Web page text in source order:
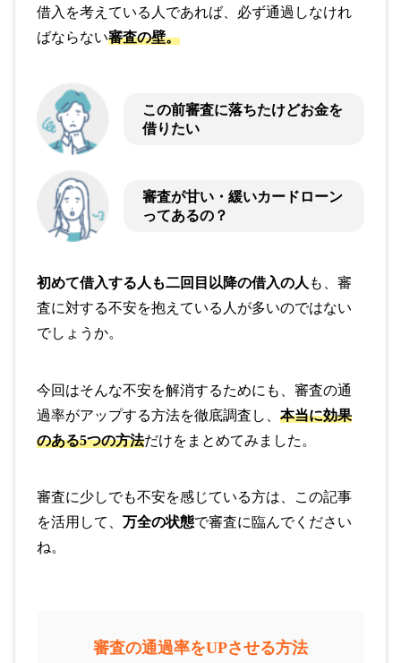
借入を考えている人であれば、必ず通過しなけれ
ばならない審査の壁。
この前審査に落ちたけどお金を
借りたい
審査が甘い・緩いカードローン
ってあるの？
初めて借入する人も二回目以降の借入の人 も、審
査に対する不安を抱えている人が多いのではない
でしょうか。
今回はそんな不安を解消するためにも、審査の通
過率がアップする方法を徹底調査し、本当に効果
のある5つの方法だけをまとめてみました。
審査に少しでも不安を感じている方は、この記事
を活用して、万全の状態で審査に臨んでください
ね。
審査の通過率をUPさせる方法